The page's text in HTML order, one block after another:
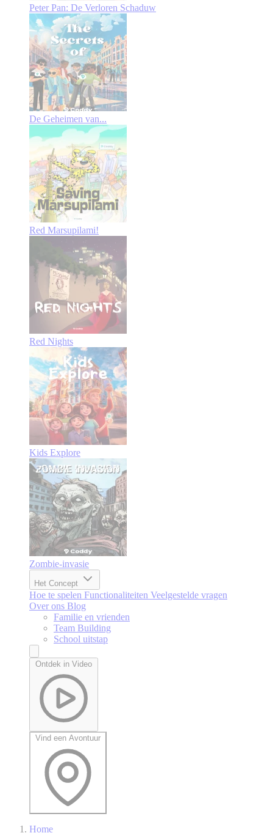
Peter Pan: De Verloren Schaduw
De Geheimen van...
Red Marsupilami!
Red Nights
Kids Explore
Zombie-invasie
Het Concept
Hoe te spelen Functionaliteiten Veelgestelde vragen
Over ons Blog
Familie en vrienden
Team Building
School uitstap
Ontdek in Video
Vind een Avontuur
Home